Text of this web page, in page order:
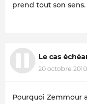
prend tout son sens.
Le cas
20 octobre 2010
Pourquoi Zemmour